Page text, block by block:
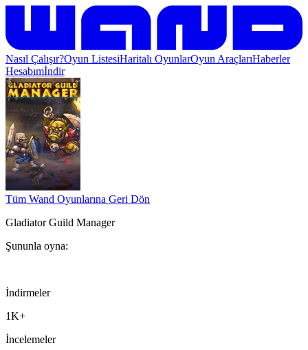
Nasıl Çalışır?Oyun ListesiHaritalı OyunlarOyun AraçlarıHaberler
Hesabımİndir
Tüm Wand Oyunlarına Geri Dön
Gladiator Guild Manager
Şununla oyna:
İndirmeler
1K+
İncelemeler